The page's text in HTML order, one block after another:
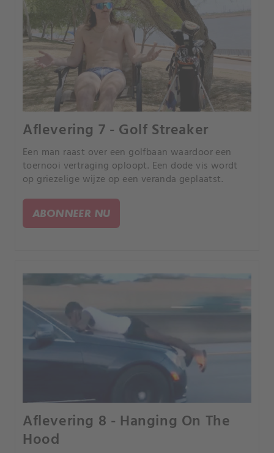
Aflevering 7 - Golf Streaker
Een man raast over een golfbaan waardoor een
toernooi vertraging oploopt. Een dode vis wordt
op griezelige wijze op een veranda geplaatst.
ABONNEER NU
Aflevering 8 - Hanging On The
Hood